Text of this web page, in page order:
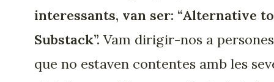
interessants, van ser: “Alternative to
Substack”. Vam dirigir-nos a persones
que no estaven contentes amb les